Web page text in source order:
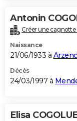
Antonin
Créer une cagnotte
Naissance
21/06/1933 à
Décès
24/03/1997 à
Elisa